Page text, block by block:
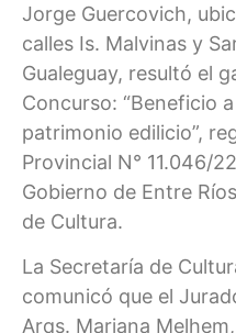
Jorge Guercovich,
calles Is. Malvinas y
Gualeguay, resultó el
Concurso: “Beneficio
patrimonio edilicio”,
Provincial N° 11.046/
Gobierno de Entre
de Cultura.
La Secretaría de
comunicó que el
Arqs. Mariana